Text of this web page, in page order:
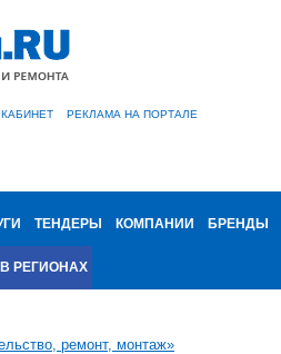
РЕКЛАМА НА ПОРТАЛЕ
ТЕНДЕРЫ КОМПАНИИ БРЕНДЫ
РЕГИОНАХ
ремонт, монтаж»